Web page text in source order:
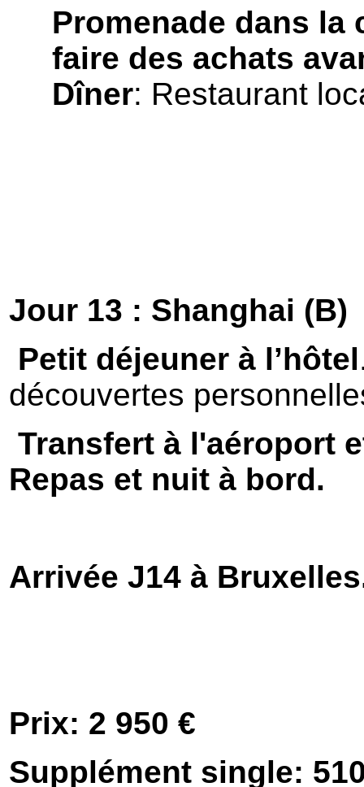
Promenade dans la
faire des achats
Dîner: Restaurant
Jour 13 : Shanghai (B)
Petit déjeuner à l’hôtel
découvertes
Transfert à l'aéroport
Repas et nuit à bord.
Arrivée J14 à
Prix: 2 950 €
Supplément single: